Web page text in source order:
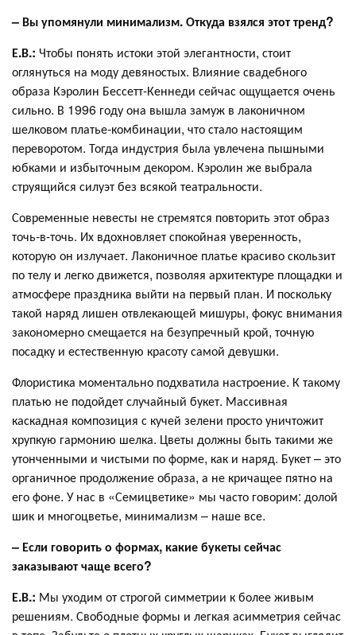
– Вы упомянули минимализм. Откуда взялся этот тренд?
Е.В.: Чтобы понять истоки этой элегантности, стоит
оглянуться на моду девяностых. Влияние свадебного
образа Кэролин Бессетт-Кеннеди сейчас ощущается очень
сильно. В 1996 году она вышла замуж в лаконичном
шелковом платье-комбинации, что стало настоящим
переворотом. Тогда индустрия была увлечена пышными
юбками и избыточным декором. Кэролин же выбрала
струящийся силуэт без всякой театральности.
Современные невесты не стремятся повторить этот образ
точь-в-точь. Их вдохновляет спокойная уверенность,
которую он излучает. Лаконичное платье красиво скользит
по телу и легко движется, позволяя архитектуре площадки и
атмосфере праздника выйти на первый план. И поскольку
такой наряд лишен отвлекающей мишуры, фокус внимания
закономерно смещается на безупречный крой, точную
посадку и естественную красоту самой девушки.
Флористика моментально подхватила настроение. К такому
платью не подойдет случайный букет. Массивная
каскадная композиция с кучей зелени просто уничтожит
хрупкую гармонию шелка. Цветы должны быть такими же
утонченными и чистыми по форме, как и наряд. Букет – это
органичное продолжение образа, а не кричащее пятно на
его фоне. У нас в «Семицветике» мы часто говорим: долой
шик и многоцветье, минимализм – наше все.
– Если говорить о формах, какие букеты сейчас
заказывают чаще всего?
Е.В.: Мы уходим от строгой симметрии к более живым
решениям. Свободные формы и легкая асимметрия сейчас